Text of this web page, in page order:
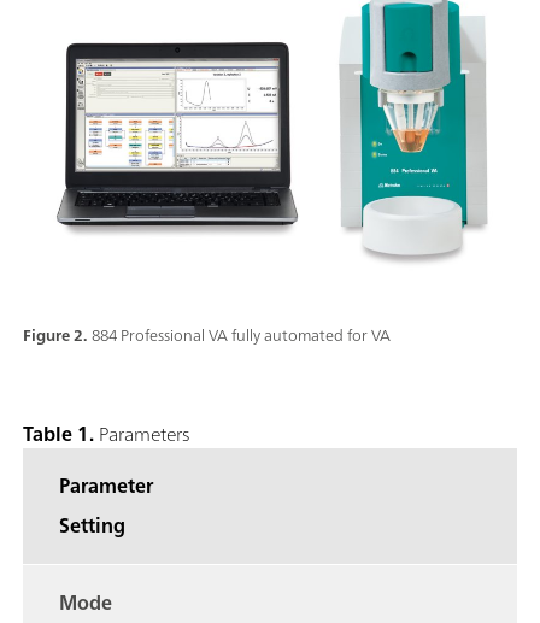
Figure 2.884 Professional VA fully automated for VA
Table 1.Parameters
Parameter
Setting
Mode